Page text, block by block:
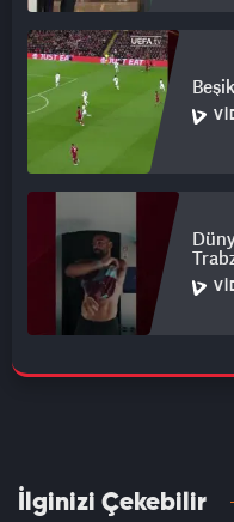
İlginizi Çekebilir